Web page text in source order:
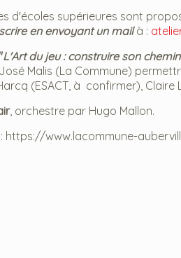
supérieures sont
en envoyant un mailà :
L'Art du jeu : construire son
Malis (La Commune)
(ESACT, à confirmer), Claire
, orchestre par Hugo Mallon.
https://www.lacommune-